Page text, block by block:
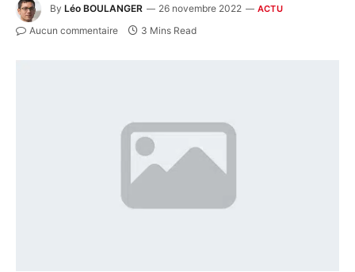
By Léo BOULANGER 26 novembre 2022 ACTU
Aucun commentaire 3 Mins Read